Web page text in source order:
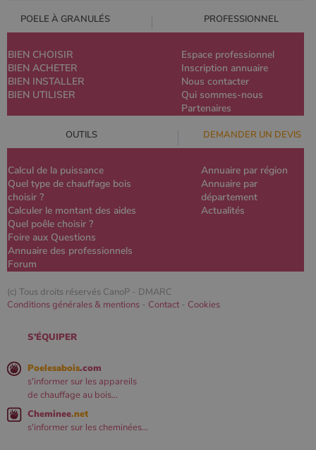
POELE À GRANULÉS PROFESSIONNEL
BIEN CHOISIR
BIEN ACHETER
BIEN INSTALLER
BIEN UTILISER
Espace professionnel
Inscription annuaire
Nous contacter
Qui sommes-nous
Partenaires
OUTILS DEMANDER UN DEVIS
Calcul de la puissance
Quel type de chauffage bois
choisir ?
Calculer le montant des aides
Quel poêle choisir ?
Foire aux Questions
Annuaire des professionnels
Forum
Annuaire par région
Annuaire par
département
Actualités
(c) Tous droits réservés CanoP - DMARC
Conditions générales & mentions - Contact - Cookies
S'ÉQUIPER
Poelesabois.com
s'informer sur les appareils
de chauffage au bois...
Cheminee.net
s'informer sur les cheminées...